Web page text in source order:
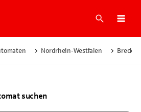
Suche
Nordrhein-Westfalen
suchen